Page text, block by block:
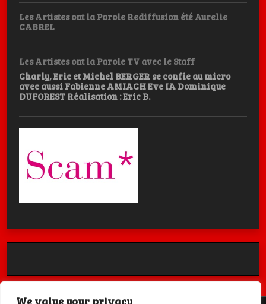
We value your privacy
Les Artistes ont la Parole Rediffusion été Aurelie
CABREL
Les Artistes ont la Parole TV avec le Staff
Charly, Eric et Michel BERGER se confie au micro
avec aussi Fabienne AMIACH Eve IA Dominique
DUFOREST Réalisation : Eric B.